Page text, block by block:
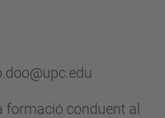
formació conduent al